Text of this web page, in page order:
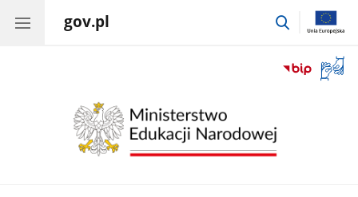
gov.pl
przejdź
okno